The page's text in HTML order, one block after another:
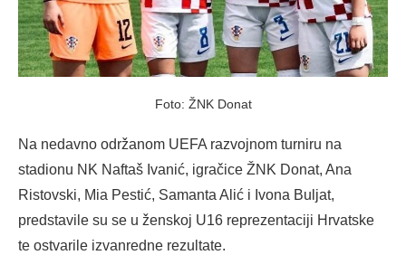
Foto: ŽNK Donat
Na nedavno održanom UEFA razvojnom turniru na
stadionu NK Naftaš Ivanić, igračice ŽNK Donat, Ana
Ristovski, Mia Pestić, Samanta Alić i Ivona Buljat,
predstavile su se u ženskoj U16 reprezentaciji Hrvatske
te ostvarile izvanredne rezultate.